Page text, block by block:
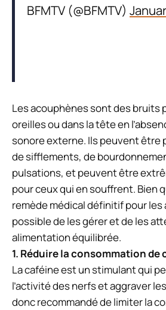
BFMTV (@BFMTV)
Les acouphènes sont des bruits
oreilles ou dans la tête en
sonore externe. Ils peuvent être
de sifflements, de
pulsations, et peuvent être
pour ceux qui en souffrent. Bien
remède médical définitif pour
possible de les gérer et de les
alimentation équilibrée.
1. Réduire la consommation de
La caféine est un stimulant qui
l’activité des nerfs et aggraver
donc recommandé de limiter la